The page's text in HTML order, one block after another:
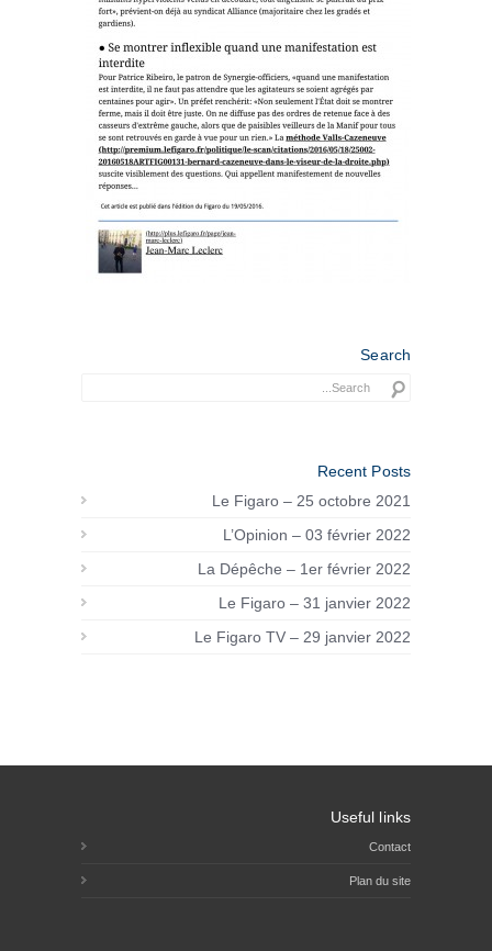
Search
Recent Posts
Le Figaro – 25 octobre 2021
L’Opinion – 03 février 2022
La Dépêche – 1er février 2022
Le Figaro – 31 janvier 2022
Le Figaro TV – 29 janvier 2022
Useful links
Contact
Plan du site